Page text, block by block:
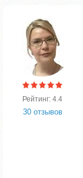
Рейтинг: 4.4
30 отзывов